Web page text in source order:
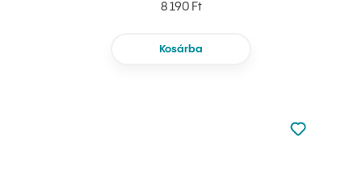
8 190 Ft
Kosárba
Nincsen
Hozzáadás